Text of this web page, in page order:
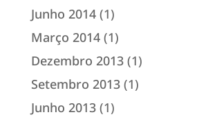
Junho 2014(1)
Março 2014(1)
Dezembro 2013(1)
Setembro 2013(1)
Junho 2013(1)